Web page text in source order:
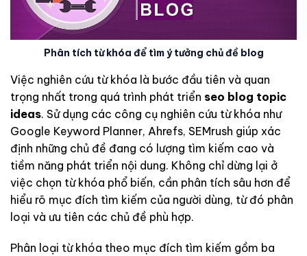
Phân tích từ khóa để tìm ý tưởng chủ đề blog
Việc nghiên cứu từ khóa là bước đầu tiên và quan
trọng nhất trong quá trình phát triển seo blog topic
ideas. Sử dụng các công cụ nghiên cứu từ khóa như
Google Keyword Planner, Ahrefs, SEMrush giúp xác
định những chủ đề đang có lượng tìm kiếm cao và
tiềm năng phát triển nội dung. Không chỉ dừng lại ở
việc chọn từ khóa phổ biến, cần phân tích sâu hơn để
hiểu rõ mục đích tìm kiếm của người dùng, từ đó phân
loại và ưu tiên các chủ đề phù hợp.
Phân loại từ khóa theo mục đích tìm kiếm gồm ba